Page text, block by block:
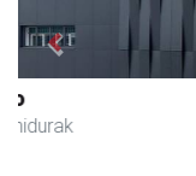
Akam espazioa
Amasa-Villabona
Previous